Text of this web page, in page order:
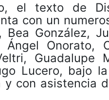
texto de
con un
González,
Onorato,
Guadalupe
Lucero, bajo
con asistencia